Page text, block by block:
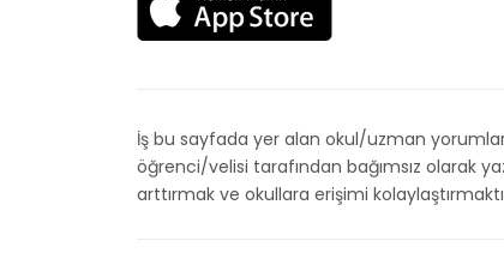
İş bu sayfada yer alan okul/uzman
öğrenci/velisi tarafından bağımsız olarak
arttırmak ve okullara erişimi